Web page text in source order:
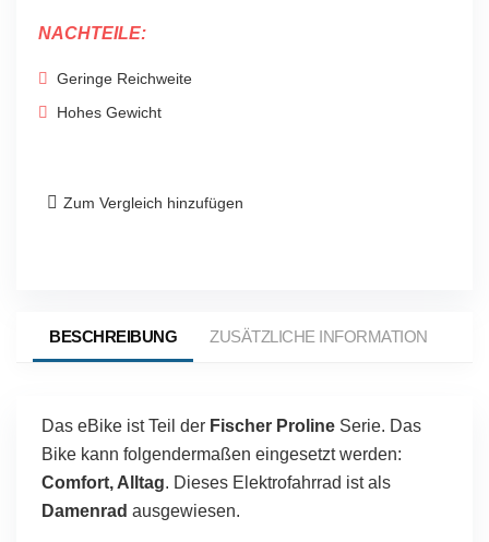
NACHTEILE:
Geringe Reichweite
Hohes Gewicht
Zum Vergleich hinzufügen
BESCHREIBUNG ZUSÄTZLICHE INFORMATION
Das eBike ist Teil der Fischer ProlineSerie. Das
Bike kann folgendermaßen eingesetzt werden:
Comfort, Alltag. Dieses Elektrofahrrad ist als
Damenrad ausgewiesen.